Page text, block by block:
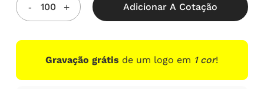
Adicionar A Cotação
Gravação grátis de um logo em 1 cor!